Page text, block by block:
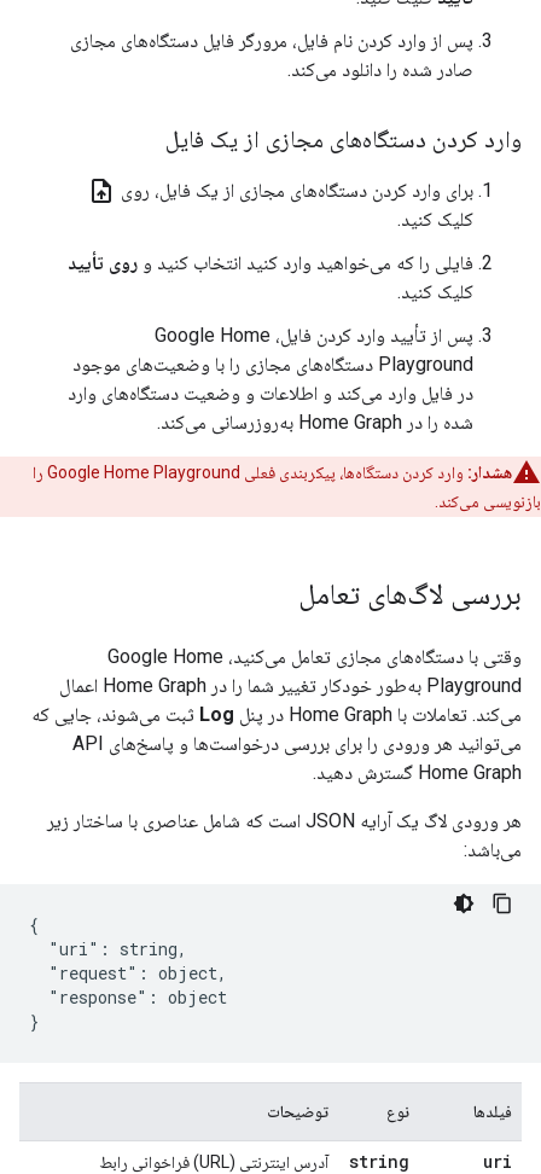
پس از وارد کردن نام فایل، مرورگر فایل دستگاه‌های مجازی
صادر شده را دانلود می‌کند.
وارد کردن دستگاه‌های مجازی از یک فایل
برای وارد کردن دستگاه‌های مجازی از یک فایل، روی upload_file
کلیک کنید.
فایلی را که می‌خواهید وارد کنید انتخاب کنید و روی تأیید
کلیک کنید.
پس از تأیید وارد کردن فایل، Google Home
Playground دستگاه‌های مجازی را با وضعیت‌های موجود
در فایل وارد می‌کند و اطلاعات و وضعیت دستگاه‌های وارد
شده را در Home Graph به‌روزرسانی می‌کند.
هشدار: وارد کردن دستگاه‌ها، پیکربندی فعلی Google Home Playground را
بازنویسی می‌کند.
بررسی لاگ‌های تعامل
وقتی با دستگاه‌های مجازی تعامل می‌کنید، Google Home
Playground به‌طور خودکار تغییر شما را در Home Graph اعمال
می‌کند. تعاملات با Home Graph در پنل Log ثبت می‌شوند، جایی که
می‌توانید هر ورودی را برای بررسی درخواست‌ها و پاسخ‌های API
Home Graph گسترش دهید.
هر ورودی لاگ یک آرایه JSON است که شامل عناصری با ساختار زیر
می‌باشد:
{
  "uri": string,
  "request": object,
  "response": object
فیلدها نوع توضیحات
uri
string
آدرس اینترنتی (URL) فراخوانی رابط